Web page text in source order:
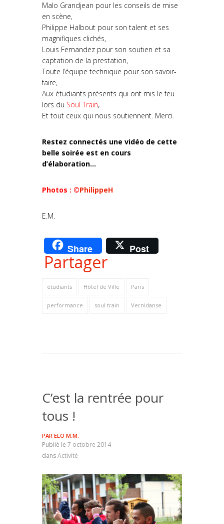
Malo Grandjean pour les conseils de mise
en scène,
Philippe Halbout pour son talent et ses
magnifiques clichés,
Louis Fernandez pour son soutien et sa
captation de la prestation,
Toute l’équipe technique pour son savoir-
faire,
Aux étudiants présents qui ont mis le feu
lors du Soul Train,
Et tout ceux qui nous soutiennent. Merci.
Restez connectés une vidéo de cette
belle soirée est en cours
d’élaboration…
Photos : ©PhilippeH
E.M.
Share Post
Partager
étudiants Hôtel de Ville Paris
performance soul train Vernidanse
C’est la rentrée pour
tous !
PAR ELO M.M.
Publié le 7 octobre 2014
dansActivité